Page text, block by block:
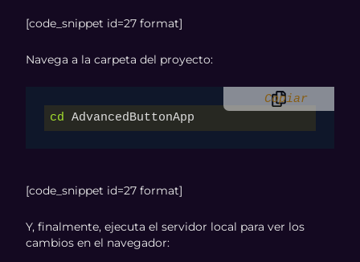
[code_snippet id=27 format]
Navega a la carpeta del proyecto:
Copiar
cd AdvancedButtonApp
[code_snippet id=27 format]
Y, finalmente, ejecuta el servidor local para ver los
cambios en el navegador: